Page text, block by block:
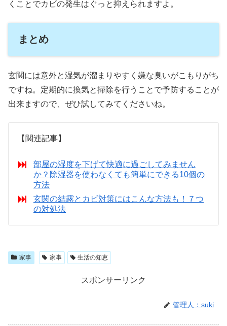
くことでカビの発生はぐっと抑えられますよ。
まとめ
玄関には意外と湿気が溜まりやすく嫌な臭いがこもりがち
ですね。定期的に換気と掃除を行うことで予防することが
出来ますので、ぜひ試してみてくださいね。
【関連記事】
部屋の湿度を下げて快適に過ごしてみません
か？除湿器を使わなくても簡単にできる10個の
方法
玄関の結露とカビ対策にはこんな方法も！７つ
の対処法
家事 家事 生活の知恵
スポンサーリンク
管理人：suki